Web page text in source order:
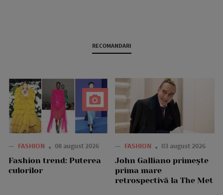
RECOMANDARI
— FASHION 08 august 2026
Fashion trend: Puterea
culorilor
— FASHION 03 august 2026
John Galliano primește
prima mare
retrospectivă la The Met